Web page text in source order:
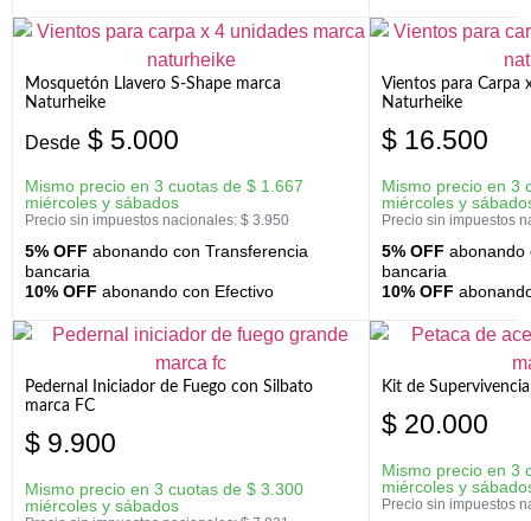
Mosquetón Llavero S-Shape marca
Naturheike
Desde $ 5.000
Mismo precio en 3 cuotas de $ 1.667
miércoles y sábados
Precio sin impuestos nacionales: $ 3.950
5% OFF abonando con Transferencia
bancaria
10% OFF abonando con Efectivo
Vientos para Carpa
Naturheike
$ 16.500
Mismo precio en 3
miércoles y
Precio sin impuestos
5% OFF abonando
bancaria
10% OFF
Pedernal Iniciador de Fuego con Silbato
marca FC
$ 9.900
Mismo precio en 3 cuotas de $ 3.300
miércoles y sábados
Kit de
$ 20.000
Mismo precio en 3
miércoles y
Precio sin impuestos